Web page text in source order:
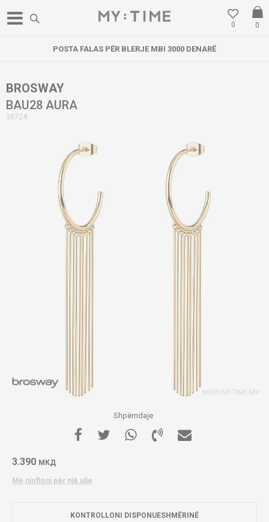
0
0
POSTA FALAS PËR BLERJE MBI 3000 DENARË
BROSWAY
BAU28 AURA
38724
Shpërndaje
3.390 МКД
Më njoftoni për një ulje
KONTROLLONI DISPONUESHMËRINË